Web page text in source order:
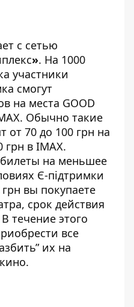
с сетью
». На 1000
участники
смогут
на места GOOD
Обычно такие
от 70 до 100 грн на
грн в IMAX.
на меньшее
Є-підтримки
вы покупаете
срок действия
течение этого
все
их на